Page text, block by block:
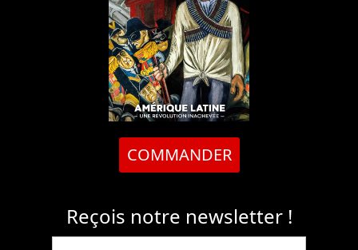
COMMANDER
Reçois notre newsletter !